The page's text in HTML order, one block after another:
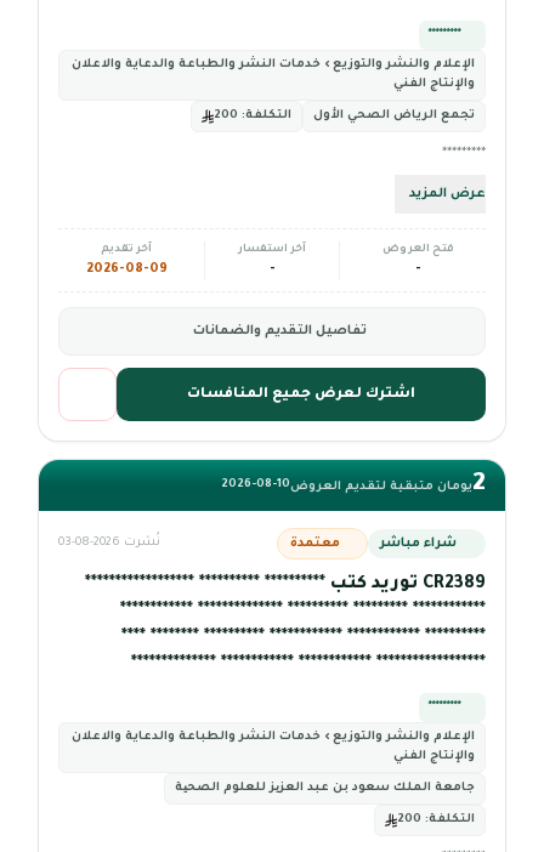
*********
الإعلام والنشر والتوزيع › خدمات النشر والطباعة والدعاية والاعلان
والإنتاج الفني
تجمع الرياض الصحي الأول التكلفة:
*********
عرض المزيد
فتح العروض
-
آخر استفسار
-
آخر تقديم
2026-08-09
تفاصيل التقديم والضمانات
اشترك لعرض جميع المنافسات
2يومان متبقية لتقديم العروض2026-08-10
شراء مباشر معتمدة نُشرت 2026-08-03
CR2389 توريد كتب ********** ********** ******************
************ ********* ********** ************** ************
********** ************ ************ ********** ******** ****
****************** ************ ************ **************
*********
الإعلام والنشر والتوزيع › خدمات النشر والطباعة والدعاية والاعلان
والإنتاج الفني
جامعة الملك سعود بن عبد العزیز للعلوم الصحیة
التكلفة: